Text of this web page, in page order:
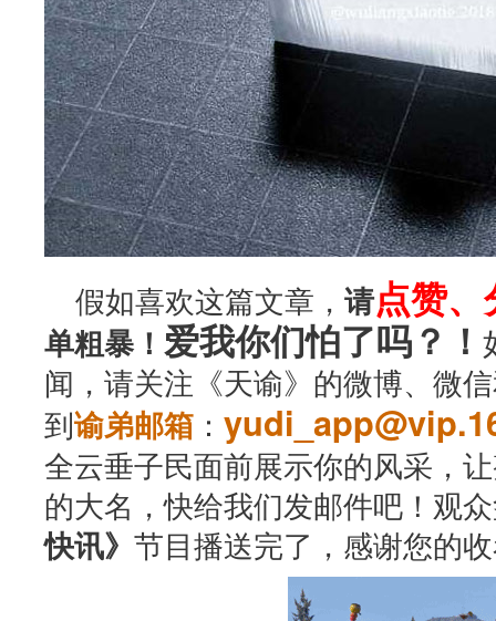
假如喜欢这篇文章， 请点赞、
单粗暴！ 爱我你们怕了吗？！
闻，请关注《天谕》的微博、微
到谕弟邮箱 ：
全云垂子民面前展示你的风采，
的大名，快给我们发邮件吧！观
快讯》 节目播送完了，感谢您的